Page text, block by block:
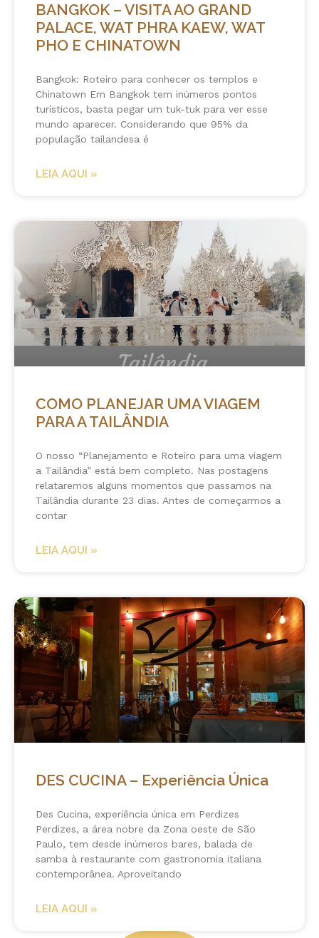
BANGKOK – VISITA AO GRAND
PALACE, WAT PHRA KAEW, WAT
PHO E CHINATOWN
Bangkok: Roteiro para conhecer os templos e
Chinatown Em Bangkok tem inúmeros pontos
turísticos, basta pegar um tuk-tuk para ver esse
mundo aparecer. Considerando que 95% da
população tailandesa é
LEIA AQUI »
COMO PLANEJAR UMA VIAGEM
PARA A TAILÂNDIA
O nosso “Planejamento e Roteiro para uma viagem
a Tailândia” está bem completo. Nas postagens
relataremos alguns momentos que passamos na
Tailândia durante 23 dias. Antes de começarmos a
contar
LEIA AQUI »
DES CUCINA – Experiência Única
Des Cucina, experiência única em Perdizes
Perdizes, a área nobre da Zona oeste de São
Paulo, tem desde inúmeros bares, balada de
samba à restaurante com gastronomia italiana
contemporânea. Aproveitando
LEIA AQUI »